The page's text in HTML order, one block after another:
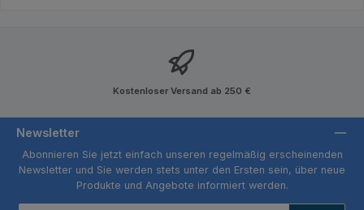
Kostenloser Versand ab 250 €
Newsletter
Abonnieren Sie jetzt einfach unseren regelmäßig erscheinenden
Newsletter und Sie werden stets unter den Ersten sein, über neue
Produkte und Angebote informiert werden.